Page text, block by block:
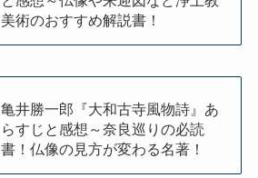
美術のおすすめ解説書！
亀井勝一郎『大和古寺風物詩』あ
らすじと感想～奈良巡りの必読
書！仏像の見方が変わる名著！